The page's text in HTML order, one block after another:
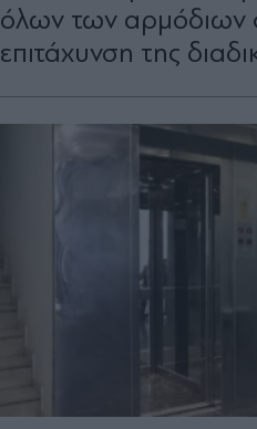
όλων των αρμόδιων
επιτάχυνση της